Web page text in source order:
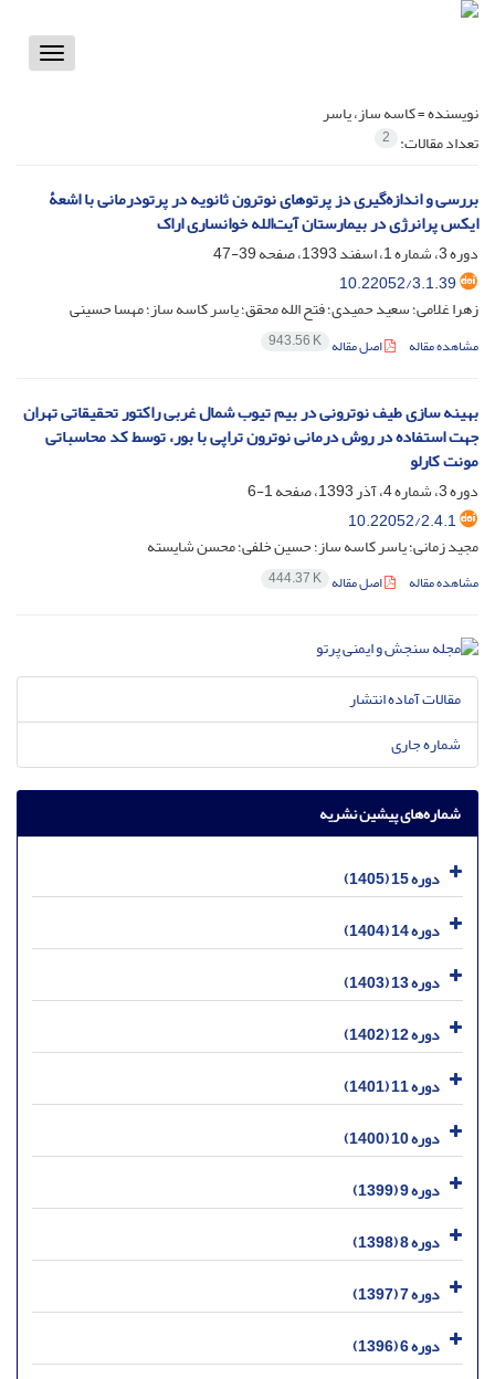
Toggle
نویسنده =کاسه ساز، یاسر
تعداد مقالات: 2
بررسی و اندازه‌گیری دز پرتوهای نوترون ثانویه در پرتودرمانی با اشعۀ
ایکس پرانرژی در بیمارستان آیت‌الله خوانساری اراک
دوره 3، شماره 1، اسفند 1393، صفحه
39-47
10.22052/3.1.39
زهرا غلامی؛ سعید حمیدی؛ فتح الله محقق؛ یاسر کاسه ساز؛ مهسا حسینی
مشاهده مقاله اصل مقاله 943.56 K
بهینه سازی طیف نوترونی در بیم تیوب شمال غربی راکتور تحقیقاتی تهران
جهت استفاده در روش درمانی نوترون تراپی با بور، توسط کد محاسباتی
مونت کارلو
دوره 3، شماره 4، آذر 1393، صفحه
1-6
10.22052/2.4.1
مجید زمانی؛ یاسر کاسه ساز؛ حسین خلفی؛ محسن شایسته
مشاهده مقاله اصل مقاله 444.37 K
مقالات آماده انتشار
شماره جاری
شماره‌های پیشین نشریه
دوره 15 (1405)
دوره 14 (1404)
دوره 13 (1403)
دوره 12 (1402)
دوره 11 (1401)
دوره 10 (1400)
دوره 9 (1399)
دوره 8 (1398)
دوره 7 (1397)
دوره 6 (1396)